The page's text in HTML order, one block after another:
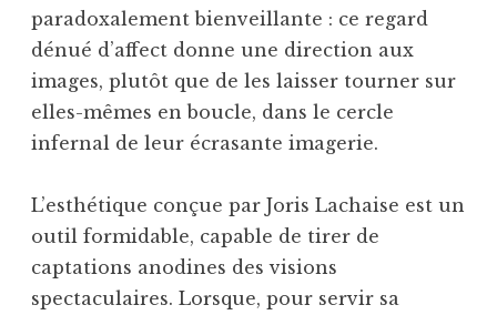
paradoxalement bienveillante : ce regard
dénué d’affect donne une direction aux
images, plutôt que de les laisser tourner sur
elles-mêmes en boucle, dans le cercle
infernal de leur écrasante imagerie.
L’esthétique conçue par Joris Lachaise est un
outil formidable, capable de tirer de
captations anodines des visions
spectaculaires. Lorsque, pour servir sa